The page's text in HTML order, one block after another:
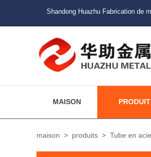
Shandong Huazhu Fabrication de
MAISON
maison > produits > Tube en